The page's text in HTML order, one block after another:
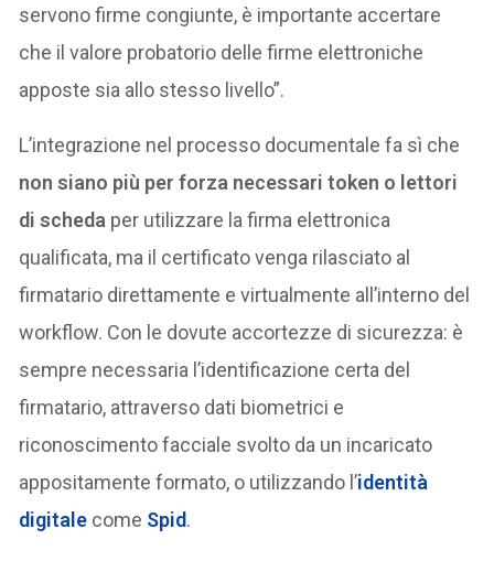
servono firme congiunte, è importante accertare
che il valore probatorio delle firme elettroniche
apposte sia allo stesso livello”.
L’integrazione nel processo documentale fa sì che
non siano più per forza necessari token o lettori
di scheda per utilizzare la firma elettronica
qualificata, ma il certificato venga rilasciato al
firmatario direttamente e virtualmente all’interno del
workflow. Con le dovute accortezze di sicurezza: è
sempre necessaria l’identificazione certa del
firmatario, attraverso dati biometrici e
riconoscimento facciale svolto da un incaricato
appositamente formato, o utilizzando l’identità
digitale come Spid.